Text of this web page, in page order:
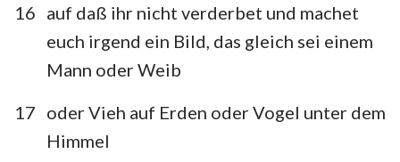
16 auf daß ihr nicht verderbet und machet
euch irgend ein Bild, das gleich sei einem
Mann oder Weib
17 oder Vieh auf Erden oder Vogel unter dem
Himmel